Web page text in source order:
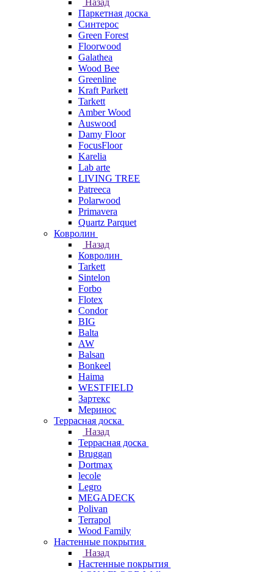
Назад
Паркетная доска
Синтерос
Green Forest
Floorwood
Galathea
Wood Bee
Greenline
Kraft Parkett
Tarkett
Amber Wood
Auswood
Damy Floor
FocusFloor
Karelia
Lab arte
LIVING TREE
Patreeca
Polarwood
Primavera
Quartz Parquet
Ковролин
Назад
Ковролин
Tarkett
Sintelon
Forbo
Flotex
Condor
BIG
Balta
AW
Balsan
Bonkeel
Haima
WESTFIELD
Зартекс
Меринос
Террасная доска
Назад
Террасная доска
Bruggan
Dortmax
lecole
Legro
MEGADECK
Polivan
Terrapol
Wood Family
Настенные покрытия
Назад
Настенные покрытия